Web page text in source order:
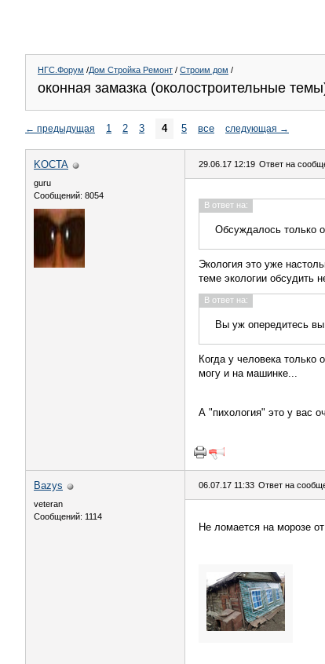
НГС.Форум /Дом Стройка Ремонт / Строим дом /
оконная замазка (околостроительные
← предыдущая 1 2 3 4 5 все следующая →
KOCTA
guru
Сообщений: 8054
29.06.17 12:19 Ответ на
В ответ на:
Обсуждалось только
Экология это уже
теме экологии обсудить
В ответ на:
Вы уж опередитесь
Когда у человека только
могу и на машинке...
А "пихология" это у вас
Bazys
veteran
Сообщений: 1114
06.07.17 11:33 Ответ на
Не ломается на морозе